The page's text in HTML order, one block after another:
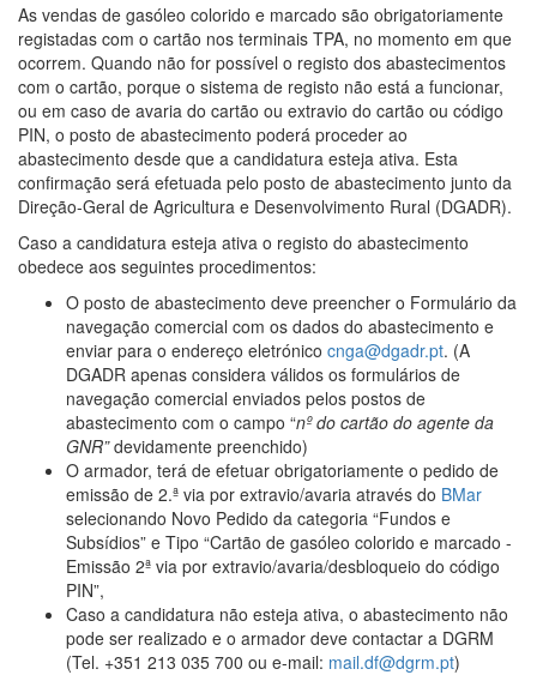
As vendas de gasóleo colorido e marcado são obrigatoriamente
registadas com o cartão nos terminais TPA, no momento em que
ocorrem. Quando não for possível o registo dos abastecimentos
com o cartão, porque o sistema de registo não está a funcionar,
ou em caso de avaria do cartão ou extravio do cartão ou código
PIN, o posto de abastecimento poderá proceder ao
abastecimento desde que a candidatura esteja ativa. Esta
confirmação será efetuada pelo posto de abastecimento junto da
Direção-Geral de Agricultura e Desenvolvimento Rural (DGADR).
Caso a candidatura esteja ativa o registo do abastecimento
obedece aos seguintes procedimentos:
O posto de abastecimento deve preencher o Formulário da
navegação comercial com os dados do abastecimento e
enviar para o endereço eletrónico cnga@dgadr.pt. (A
DGADR apenas considera válidos os formulários de
navegação comercial enviados pelos postos de
abastecimento com o campo “nº do cartão do agente da
GNR”devidamente preenchido)
O armador, terá de efetuar obrigatoriamente o pedido de
emissão de 2.ª via por extravio/avaria através do BMar
selecionando Novo Pedido da categoria “Fundos e
Subsídios” e Tipo “Cartão de gasóleo colorido e marcado -
Emissão 2ª via por extravio/avaria/desbloqueio do código
PIN”,
Caso a candidatura não esteja ativa, o abastecimento não
pode ser realizado e o armador deve contactar a DGRM
(Tel. +351 213 035 700 ou e-mail: mail.df@dgrm.pt)